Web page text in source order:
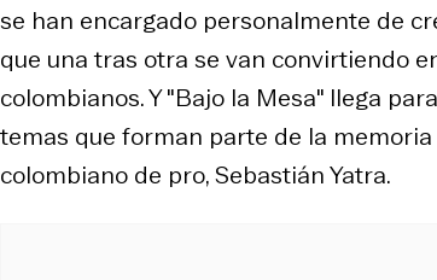
se han encargado personalmente de
que una tras otra se van convirtiendo
colombianos. Y "Bajo la Mesa" llega
temas que forman parte de la
colombiano de pro, Sebastián Yatra.